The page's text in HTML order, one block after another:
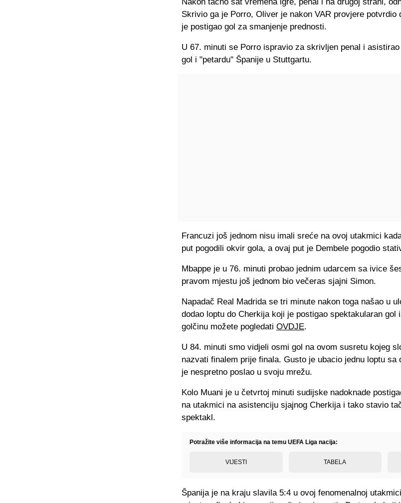
Skrivio ga je Porro, Oliver je nakon VAR provjere potvrdio
je postigao gol za smanjenje prednosti.
U 67. minuti se Porro ispravio za skrivljen penal i
gol i "petardu" Španije u Stuttgartu.
Francuzi još jednom nisu imali sreće na ovoj utakmici
put pogodili okvir gola, a ovaj put je Dembele pogodio
Mbappe je u 76. minuti probao jednim udarcem sa ivice
pravom mjestu još jednom bio večeras sjajni Simon.
Napadač Real Madrida se tri minute nakon toga našao u
dodao loptu do Cherkija koji je postigao spektakularan gol
golčinu možete pogledati OVDJE.
U 84. minuti smo vidjeli osmi gol na ovom susretu kojeg
nazvati finalem prije finala. Gusto je ubacio jednu loptu sa
je nespretno poslao u svoju mrežu.
Kolo Muani je u četvrtoj minuti sudijske nadoknade
na utakmici na asistenciju sjajnog Cherkija i tako stavio
spektakl.
Potražite više informacija na temu UEFA Liga nacija:
VIJESTI TABELA
Španija je na kraju slavila 5:4 u ovoj fenomenalnoj